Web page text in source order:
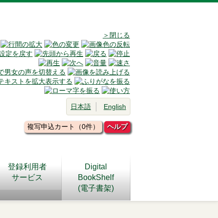
＞閉じる
日本語 English
複写申込カート（0件） ヘルプ
登録利用者
サービス
Digital
BookShelf
(電子書架)